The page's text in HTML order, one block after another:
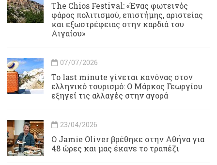
Τhe Chios Festival: «Ένας φωτεινός
φάρος πολιτισμού, επιστήμης, αριστείας
και εξωστρέφειας στην καρδιά του
Αιγαίου»
07/07/2026
Το last minute γίνεται κανόνας στον
ελληνικό τουρισμό: Ο Μάρκος Γεωργίου
εξηγεί τις αλλαγές στην αγορά
23/04/2026
Ο Jamie Oliver βρέθηκε στην Αθήνα για
48 ώρες και μας έκανε το τραπέζι